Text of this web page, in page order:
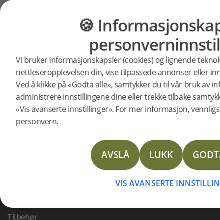
GULV MØBLER
🍪
Vi bruker informasjonskapsler (cookies) og lignende
nettleseropplevelsen din, vise tilpassede annonser eller
Ved å klikke på «Godta alle», samtykker du til vår bruk av
administrere innstillingene dine eller trekke tilbake
«Vis avanserte innstillinger». For mer informasjon,
personvern.
AVSLÅ LUKK
VIS AVANSERTE
Hva
Hva er den
Forskjellen mellom Woodura-gulv og tradisjonell
laget av flere lag med tre, med et relativt tykt
Gulv med den innovative Woodura -teknologien
tregulv som er betydelig mer slitesterkt enn
mer bærekraftig valg – uten at det går på
Tilbehør